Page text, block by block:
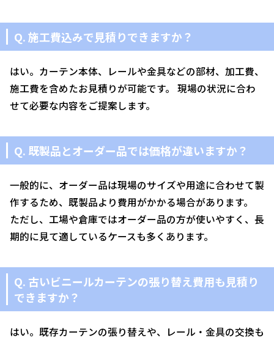
Q. 施工費込みで見積りできますか？
はい。カーテン本体、レールや金具などの部材、加工費、
施工費を含めたお見積りが可能です。 現場の状況に合わ
せて必要な内容をご提案します。
Q. 既製品とオーダー品では価格が違いますか？
一般的に、オーダー品は現場のサイズや用途に合わせて製
作するため、既製品より費用がかかる場合があります。
ただし、工場や倉庫ではオーダー品の方が使いやすく、長
期的に見て適しているケースも多くあります。
Q. 古いビニールカーテンの張り替え費用も見積り
できますか？
はい。既存カーテンの張り替えや、レール・金具の交換も